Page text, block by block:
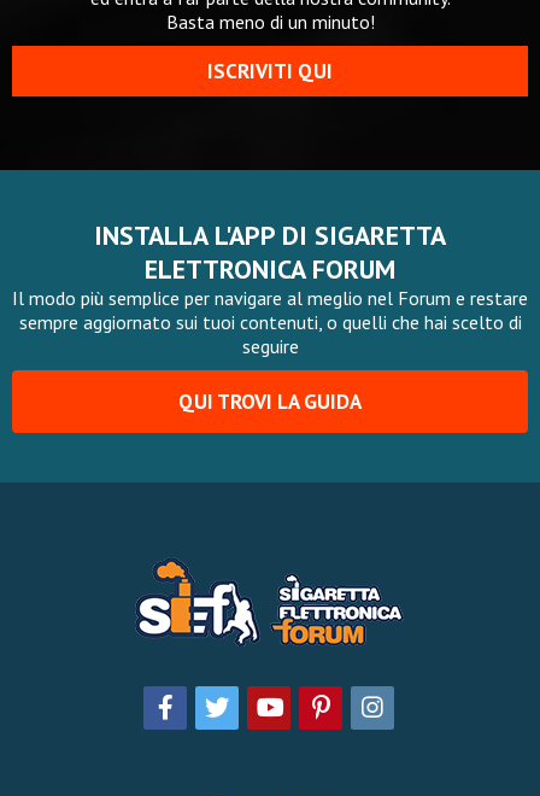
Basta meno di un minuto!
ISCRIVITI QUI
INSTALLA L'APP DI SIGARETTA
ELETTRONICA FORUM
Il modo più semplice per navigare al meglio nel Forum e restare
sempre aggiornato sui tuoi contenuti, o quelli che hai scelto di
seguire
QUI TROVI LA GUIDA